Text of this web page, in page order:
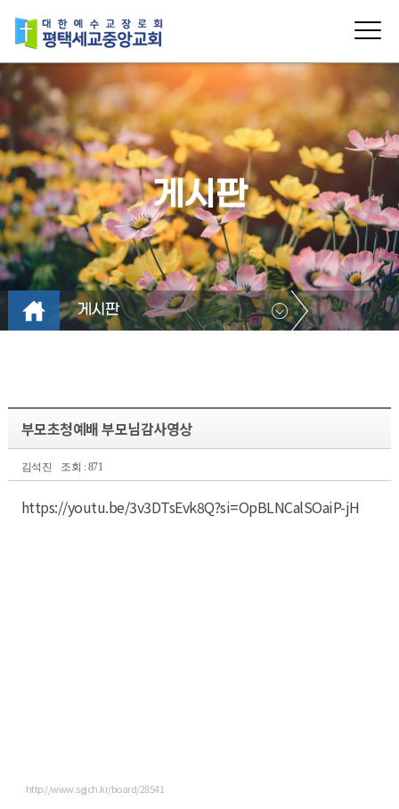
게시판
게시판
부모초청예배 부모님감사영상
김석진 조회 : 871
https://youtu.be/3v3DTsEvk8Q?si=OpBLNCalSOaiP-jH
http://www.sgjch.kr/board/28541